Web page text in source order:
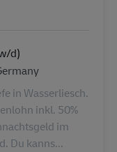
d)
in Wasserliesch.
inkl. 50%
im
Du kanns...